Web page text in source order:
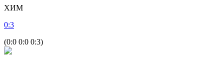
ХИМ
0:3
(0:0 0:0 0:3)